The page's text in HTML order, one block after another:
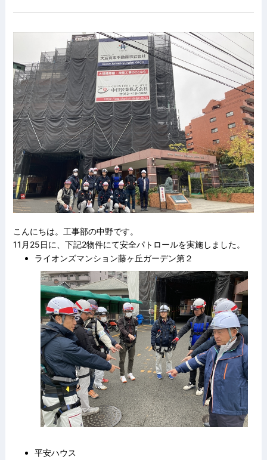
こんにちは。工事部の中野です。
11月25日に、下記2物件にて安全パトロールを実施しました。
ライオンズマンション藤ヶ丘ガーデン第２
平安ハウス